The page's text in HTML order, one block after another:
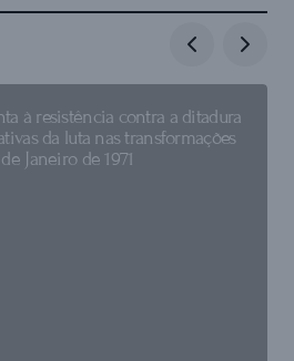
à resistência contra a ditadura
da luta nas transformações
Janeiro de 1971